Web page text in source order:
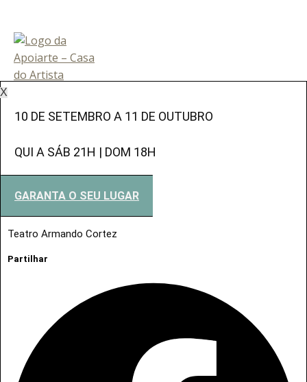
X
10 DE SETEMBRO A 11 DE OUTUBRO
QUI A SÁB 21H | DOM 18H
GARANTA O SEU LUGAR
Teatro Armando Cortez
Partilhar